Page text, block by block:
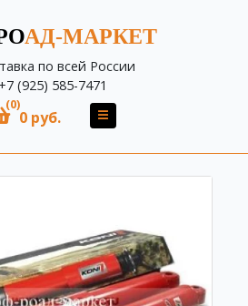
АД-МАРКЕТ
по всей России
(925) 585-7471
(0)
0 руб.